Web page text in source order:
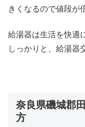
きくなるので値段が
給湯器は生活を快適
しっかりと、給湯器
奈良県磯城郡
方